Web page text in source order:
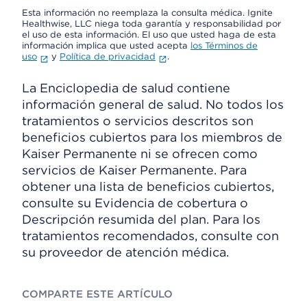
Esta información no reemplaza la consulta médica. Ignite
Healthwise, LLC niega toda garantía y responsabilidad por
el uso de esta información. El uso que usted haga de esta
información implica que usted acepta los Términos de
uso
y Política de privacidad .
La Enciclopedia de salud contiene
información general de salud. No todos los
tratamientos o servicios descritos son
beneficios cubiertos para los miembros de
Kaiser Permanente ni se ofrecen como
servicios de Kaiser Permanente. Para
obtener una lista de beneficios cubiertos,
consulte su Evidencia de cobertura o
Descripción resumida del plan. Para los
tratamientos recomendados, consulte con
su proveedor de atención médica.
COMPARTE ESTE ARTÍCULO